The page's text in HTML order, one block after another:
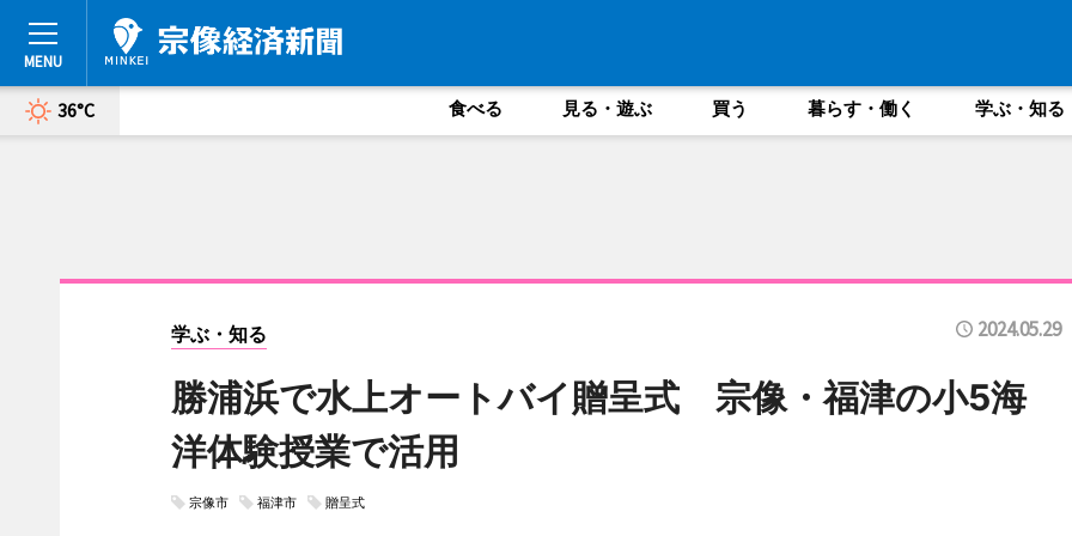
36°C 食べる 見る・遊ぶ 買う 暮らす・働く 学ぶ・知る
学ぶ・知る 2024.05.29
勝浦浜で水上オートバイ贈呈式 宗像・福津の小5海
洋体験授業で活用
宗像市 福津市 贈呈式